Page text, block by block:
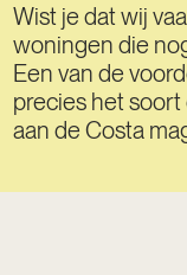
Wist je dat wij
woningen die
Een van de
precies het
aan de Costa